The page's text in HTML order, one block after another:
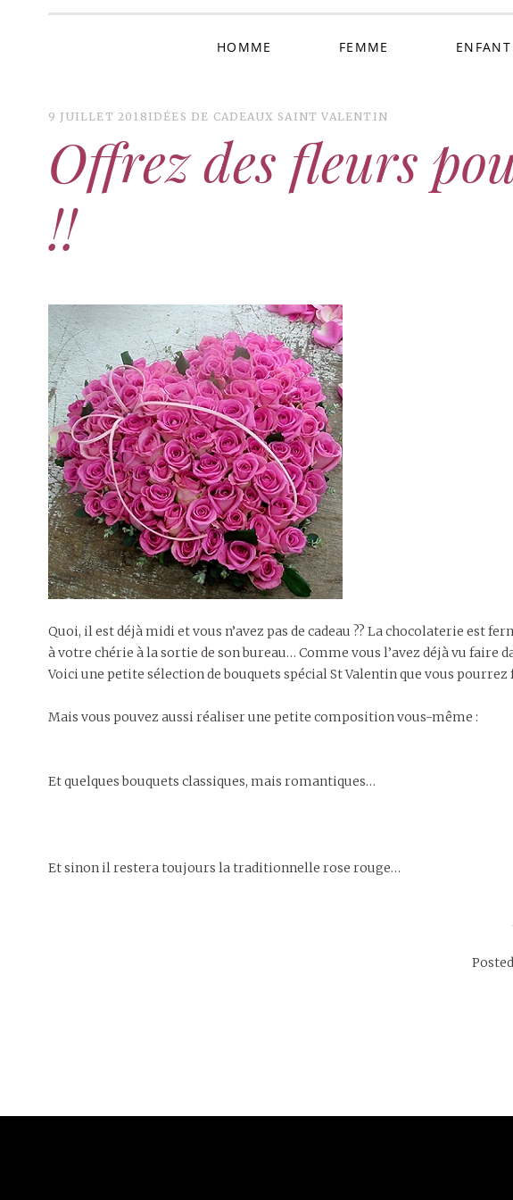
HOMME FEMME ENFANT
9 JUILLET 2018 IDÉES DE CADEAUX SAINT VALENTIN
Offrez des fleurs
!!
Quoi, il est déjà midi et vous n’avez pas de cadeau ?? La chocolaterie est
à votre chérie à la sortie de son bureau… Comme vous l’avez déjà vu faire
Voici une petite sélection de bouquets spécial St Valentin que vous
Mais vous pouvez aussi réaliser une petite composition vous-même :
Et quelques bouquets classiques, mais romantiques…
Et sinon il restera toujours la traditionnelle rose rouge…